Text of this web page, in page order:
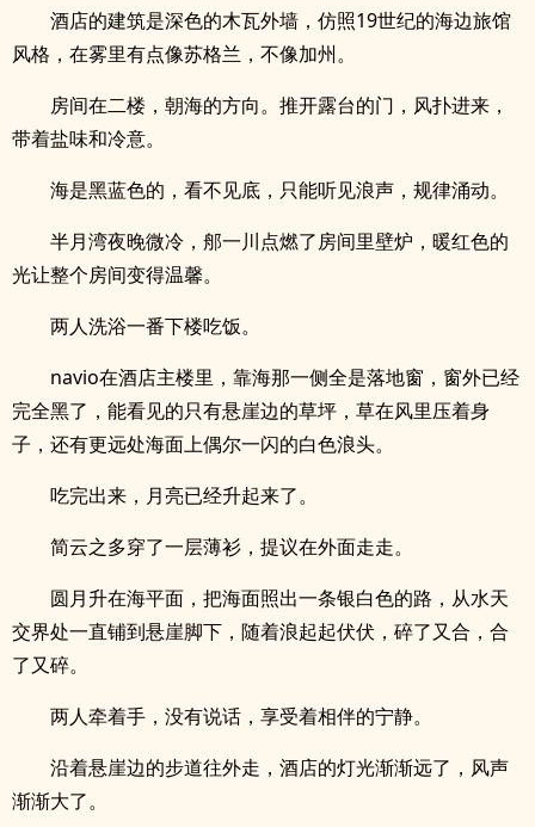
酒店的建筑是深色的木瓦外墙，仿照19世纪的海边旅馆
风格，在雾里有点像苏格兰，不像加州。
房间在二楼，朝海的方向。推开露台的门，风扑进来，
带着盐味和冷意。
海是黑蓝色的，看不见底，只能听见浪声，规律涌动。
半月湾夜晚微冷，郍一川点燃了房间里壁炉，暖红色的
光让整个房间变得温馨。
两人洗浴一番下楼吃饭。
navio在酒店主楼里，靠海那一侧全是落地窗，窗外已经
完全黑了，能看见的只有悬崖边的草坪，草在风里压着身
子，还有更远处海面上偶尔一闪的白色浪头。
吃完出来，月亮已经升起来了。
简云之多穿了一层薄衫，提议在外面走走。
圆月升在海平面，把海面照出一条银白色的路，从水天
交界处一直铺到悬崖脚下，随着浪起起伏伏，碎了又合，合
了又碎。
两人牵着手，没有说话，享受着相伴的宁静。
沿着悬崖边的步道往外走，酒店的灯光渐渐远了，风声
渐渐大了。